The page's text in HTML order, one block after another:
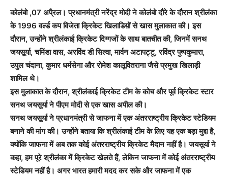
कोलंबो ,07 अपै्रल। प्रधानमंत्री नरेंद्र मोदी ने कोलंबो दौरे के दौरान श्रीलंका
के 1996 वर्ल्ड कप विजेता क्रिकेट खिलाडिय़ों से खास मुलाकात की। इस
दौरान, उन्होंने श्रीलंकाई क्रिकेट दिग्गजों के साथ बातचीत की, जिनमें सनथ
जयसूर्या, चमिंडा वास, अरविंद डी सिल्वा, मार्वन अटापट्टू, रविंद्र पुष्पकुमारा,
उपुल चंदाना, कुमार धर्मसेना और रोमेश कालूवितराना जैसे प्रमुख खिलाड़ी
शामिल थे।
इस मुलाकात के दौरान, श्रीलंकाई क्रिकेट टीम के कोच और पूर्व क्रिकेट स्टार
सनथ जयसूर्या ने पीएम मोदी से एक खास अपील की।
सनथ जयसूर्या ने प्रधानमंत्री से जाफना में एक अंतरराष्ट्रीय क्रिकेट स्टेडियम
बनाने की मांग की। उन्होंने बताया कि श्रीलंकाई टीम के लिए यह एक बड़ा मुद्दा है,
क्योंकि जाफना में अब तक कोई अंतरराष्ट्रीय क्रिकेट मैदान नहीं है। जयसूर्या ने
कहा, हम पूरे श्रीलंका में क्रिकेट खेलते हैं, लेकिन जाफना में कोई अंतरराष्ट्रीय
स्टेडियम नहीं है। अगर भारत हमारी मदद कर सके और जाफना में एक